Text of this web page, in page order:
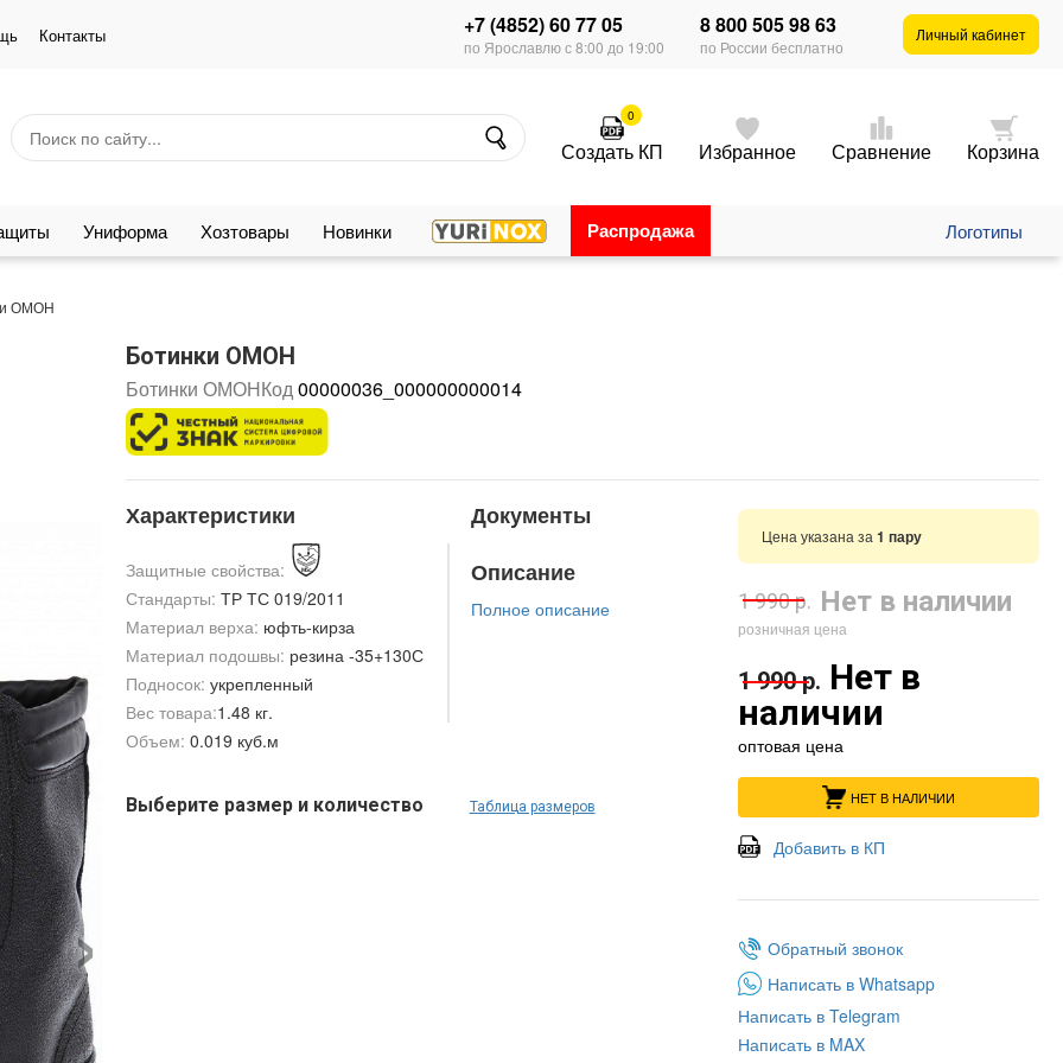
Контакты +7 (4852) 60 77 05
по Ярославлю с 8:00 до 19:00
8 800 505 98 63
по России бесплатно
Личный кабинет
0
Создать КП Избранное Сравнение Корзина
Униформа Хозтовары Новинки Распродажа Логотипы
ОМОН
›
Ботинки ОМОН
Ботинки ОМОНКод00000036_000000000014
Характеристики
Защитные свойства:
Стандарты: ТР ТС 019/2011
Материал верха: юфть-кирза
Материал подошвы: резина -35+130С
Подносок: укрепленный
Вес товара:1.48 кг.
Объем: 0.019 куб.м
Документы
Описание
Полное описание
Выберите размер и количество Таблица размеров
Цена указана за 1 пару
1 990 р. Нет в наличии
розничная цена
1 990 р. Нет в
наличии
оптовая цена
НЕТ В НАЛИЧИИ
Добавить в КП
Обратный звонок
Написать в Whatsapp
Написать в Telegram
Написать в MAX